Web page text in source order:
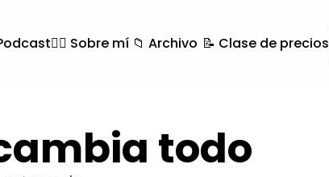
🙍‍♂️ Sobre mí 📁 Archivo 📝 Clase de precios
todo